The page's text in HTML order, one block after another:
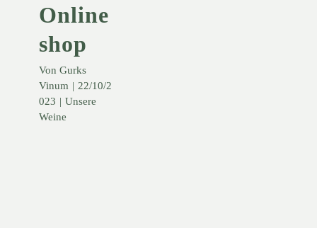
Online
shop
Von Gurks
Vinum | 22/10/2
023 | Unsere
Weine